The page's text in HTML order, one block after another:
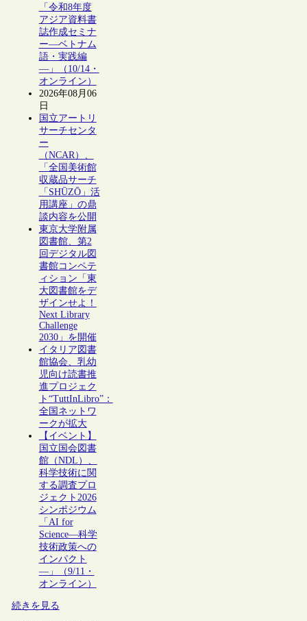
「令和8年度
アジア資料書
誌作成セミナ
ー―ベトナム
語・実践編
―」（10/14・
オンライン）
2026年08月06
日
国立アートリ
サーチセンタ
ー
（NCAR）、
「全国美術館
収蔵品サーチ
「SHŪZŌ」活
用講座」の鼎
談内容を公開
東京大学附属
図書館、第2
回デジタル図
書館コンペテ
ィション「東
大図書館をデ
ザインせよ！
Next Library
Challenge
2030」を開催
イタリア図書
館協会、乳幼
児向け読書推
進プロジェク
ト“TuttInLibro”：
全国ネットワ
ークが拡大
【イベント】
国立国会図書
館（NDL）、
科学技術に関
する調査プロ
ジェクト2026
シンポジウム
「AI for
Science―科学
技術政策への
インパクト
―」（9/11・
オンライン）
続きを見る